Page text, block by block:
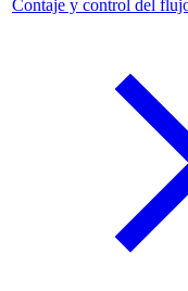
Contaje y control del